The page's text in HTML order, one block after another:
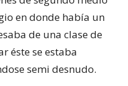
en donde había un
de una clase de
éste se estaba
semi desnudo.